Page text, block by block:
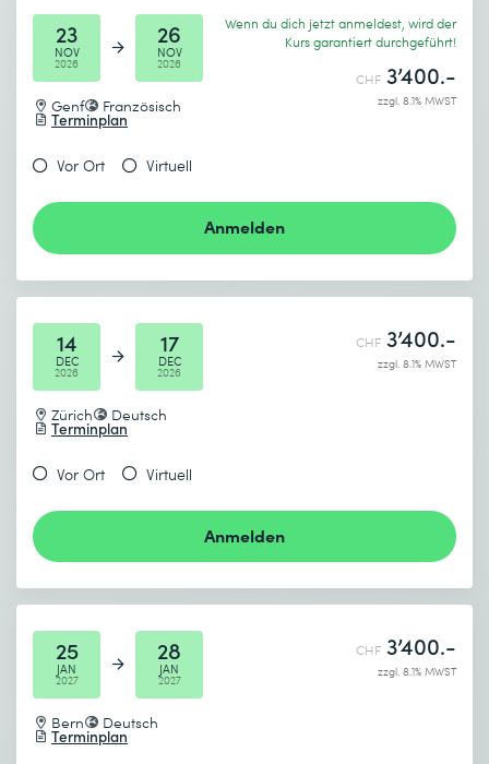
23
NOV
2026
26
NOV
2026
Genf Französisch
Terminplan
Wenn du dich jetzt anmeldest, wird der
Kurs garantiert durchgeführt!
CHF 3’400.-
zzgl. 8.1% MWST
Vor Ort Virtuell
Anmelden
14
DEC
2026
17
DEC
2026
Zürich Deutsch
Terminplan
CHF 3’400.-
zzgl. 8.1% MWST
Vor Ort Virtuell
Anmelden
25
JAN
2027
28
JAN
2027
Bern Deutsch
Terminplan
CHF 3’400.-
zzgl. 8.1% MWST